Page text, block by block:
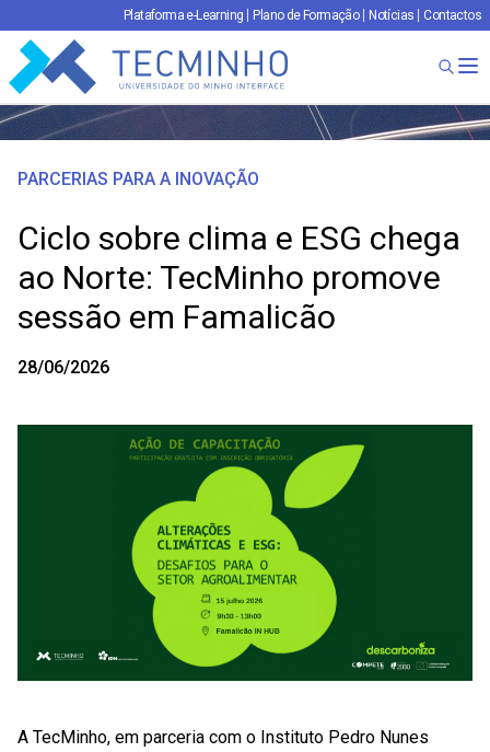
Plataforma e-Learning Plano de Formação Notícias Contactos
TECMINHO
PARCERIAS PARA A INOVAÇÃO
Ciclo sobre clima e ESG chega
ao Norte: TecMinho promove
sessão em Famalicão
28/06/2026
A TecMinho, em parceria com o Instituto Pedro Nunes